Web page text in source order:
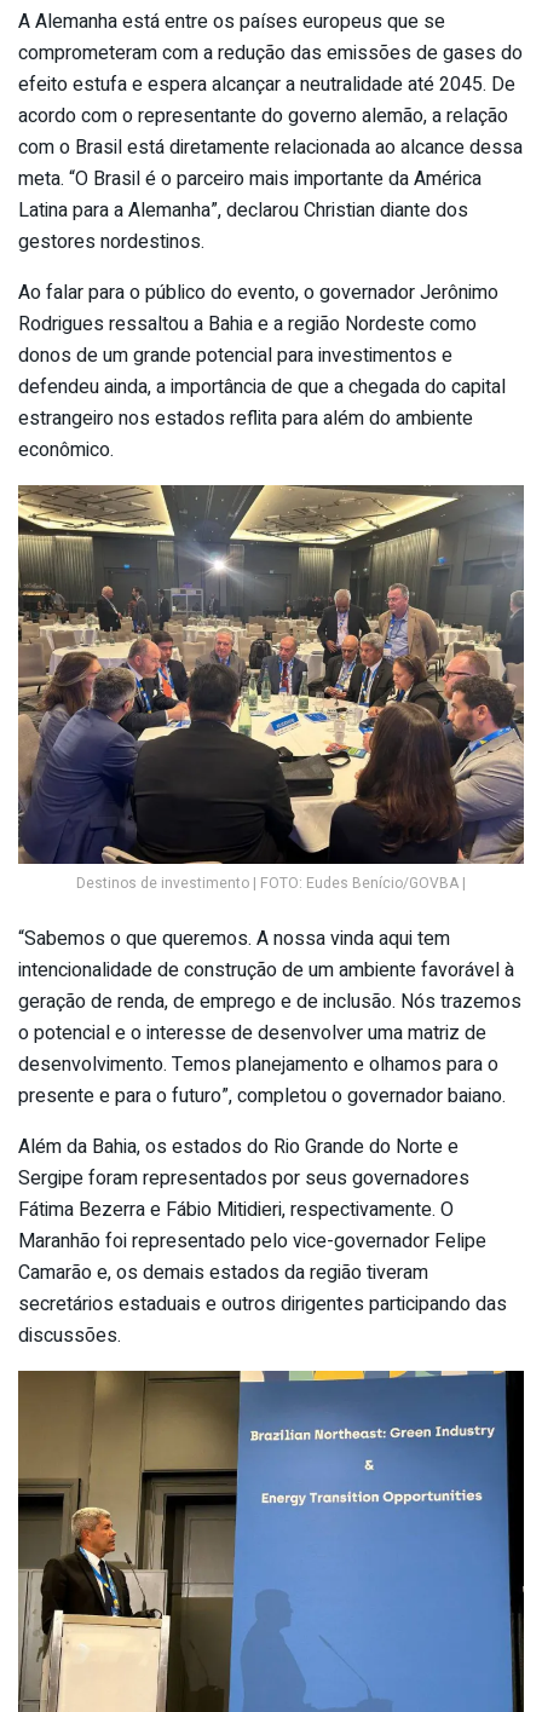
A Alemanha está entre os países europeus que se
comprometeram com a redução das emissões de gases do
efeito estufa e espera alcançar a neutralidade até 2045. De
acordo com o representante do governo alemão, a relação
com o Brasil está diretamente relacionada ao alcance dessa
meta. “O Brasil é o parceiro mais importante da América
Latina para a Alemanha”, declarou Christian diante dos
gestores nordestinos.
Ao falar para o público do evento, o governador Jerônimo
Rodrigues ressaltou a Bahia e a região Nordeste como
donos de um grande potencial para investimentos e
defendeu ainda, a importância de que a chegada do capital
estrangeiro nos estados reflita para além do ambiente
econômico.
Destinos de investimento | FOTO: Eudes Benício/GOVBA |
“Sabemos o que queremos. A nossa vinda aqui tem
intencionalidade de construção de um ambiente favorável à
geração de renda, de emprego e de inclusão. Nós trazemos
o potencial e o interesse de desenvolver uma matriz de
desenvolvimento. Temos planejamento e olhamos para o
presente e para o futuro”, completou o governador baiano.
Além da Bahia, os estados do Rio Grande do Norte e
Sergipe foram representados por seus governadores
Fátima Bezerra e Fábio Mitidieri, respectivamente. O
Maranhão foi representado pelo vice-governador Felipe
Camarão e, os demais estados da região tiveram
secretários estaduais e outros dirigentes participando das
discussões.